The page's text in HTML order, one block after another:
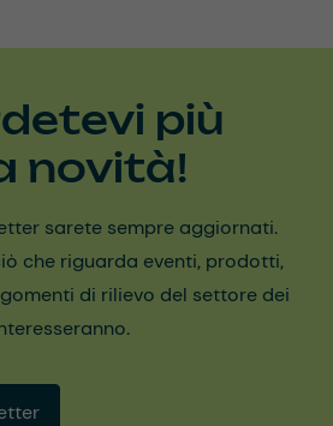
più
novità!
sarete sempre aggiornati.
che riguarda eventi, prodotti,
di rilievo del settore dei